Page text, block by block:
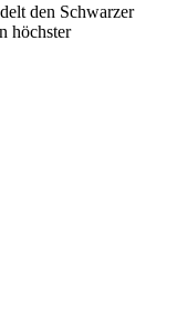
den Schwarzer
höchster